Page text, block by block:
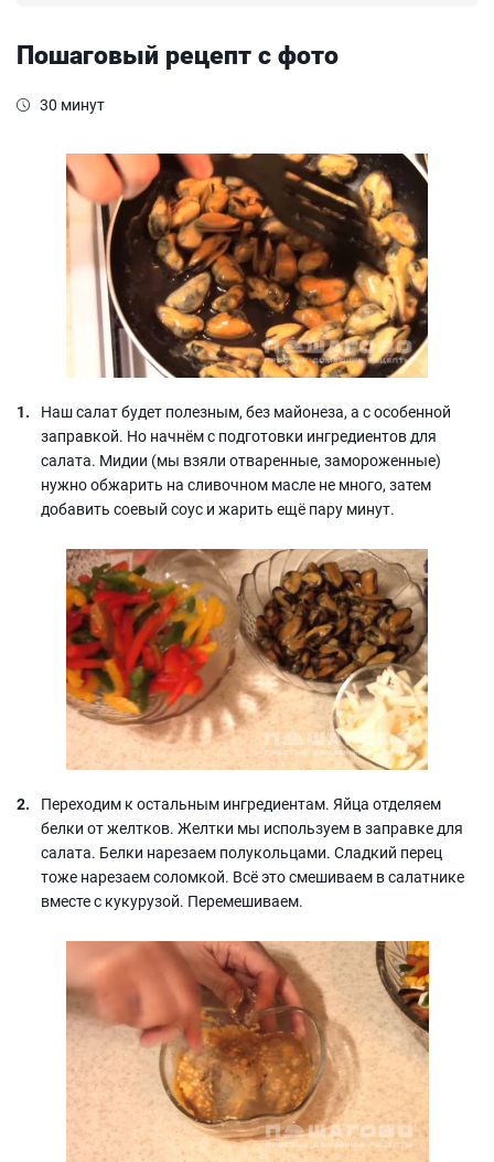
Пошаговый рецепт с фото
30 минут
Наш салат будет полезным, без майонеза, а с особенной
заправкой. Но начнём с подготовки ингредиентов для
салата. Мидии (мы взяли отваренные, замороженные)
нужно обжарить на сливочном масле не много, затем
добавить соевый соус и жарить ещё пару минут.
Переходим к остальным ингредиентам. Яйца отделяем
белки от желтков. Желтки мы используем в заправке для
салата. Белки нарезаем полукольцами. Сладкий перец
тоже нарезаем соломкой. Всё это смешиваем в салатнике
вместе с кукурузой. Перемешиваем.